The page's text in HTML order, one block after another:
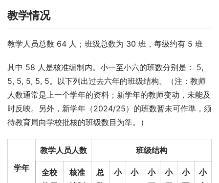
教学情况
教学人员总数 64 人；班级总数为 30 班，每级约有 5 班
其中 58 人是核准编制内。小一至小六的班数分别是： 5,
5, 5, 5, 5, 5。以下列出过去六年的班级结构。（注：教师
人数通常是上一个学年的资料；新学年的教师变动，未能及
时反映。另外，新学年（2024/25）的班数暂未可作準，须
待教育局向学校批核的班级数目为準。）
学年
教学人员人数 班级结构
全校
核准
总
小
小
小
小
小
小